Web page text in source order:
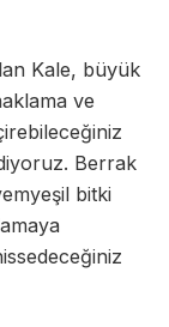
Kale, büyük
ve
Berrak
bitki